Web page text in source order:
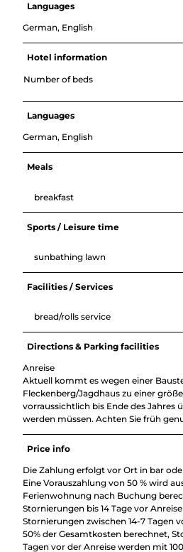
Languages
German, English
Hotel information
Number of beds
Languages
German, English
Meals
breakfast
Sports / Leisure time
sunbathing lawn
Facilities / Services
bread/rolls service
Directions & Parking facilities
Anreise
Aktuell kommt es wegen einer
Fleckenberg/Jagdhaus zu einer
vorraussichtlich bis Ende des Jahres
werden müssen. Achten Sie früh
Price info
Die Zahlung erfolgt vor Ort in bar
Eine Vorauszahlung von 50 % wird
Ferienwohnung nach Buchung
Stornierungen bis 14 Tage vor
Stornierungen zwischen 14-7 Tagen
50% der Gesamtkosten berechnet,
Tagen vor der Anreise werden mit